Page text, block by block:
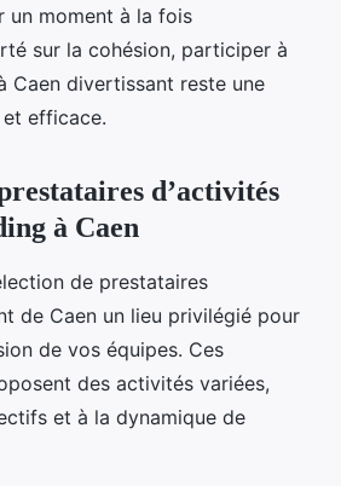
un moment à la fois
sur la cohésion, participer à
Caen divertissant reste une
efficace.
d’activités
à Caen
de prestataires
de Caen un lieu privilégié pour
de vos équipes. Ces
des activités variées,
et à la dynamique de